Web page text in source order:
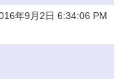
年9月2日 6:34:06 PM